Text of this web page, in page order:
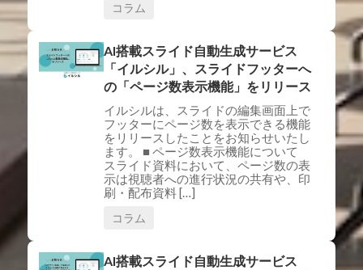
コラム
AI搭載スライド自動生成サービス
「イルシル」、スライドフッターへ
の「ページ数表示機能」をリリース
イルシルは、スライドの編集画面上で
フッターにページ数を表示できる機能
をリリースしたことをお知らせいたし
ます。 ■ ページ数表示機能について
スライド資料において、ページ数の表
示は視聴者への進行状況の共有や、印
刷・配布資料 […]
コラム
AI搭載スライド自動生成サービス